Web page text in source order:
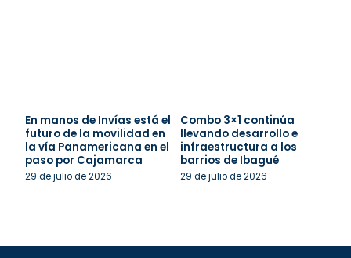
En manos de Invías está el
futuro de la movilidad en
la vía Panamericana en el
paso por Cajamarca
29 de julio de 2026
Combo 3×1 continúa
llevando desarrollo e
infraestructura a los
barrios de Ibagué
29 de julio de 2026